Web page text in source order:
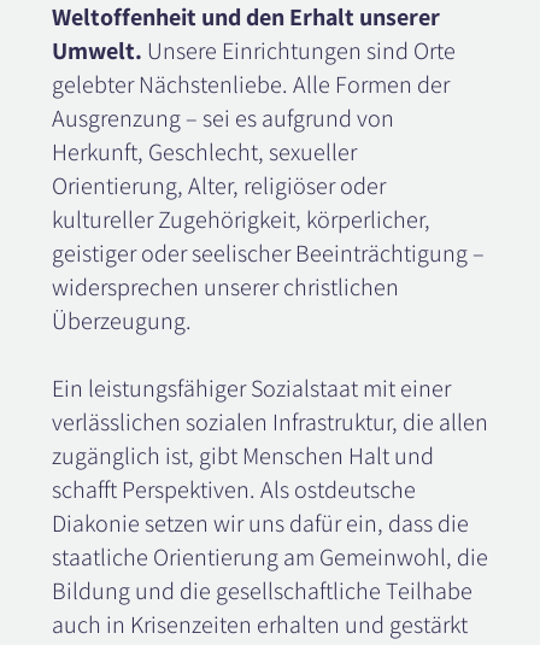
Weltoffenheit und den Erhalt unserer
Umwelt. Unsere Einrichtungen sind Orte
gelebter Nächstenliebe. Alle Formen der
Ausgrenzung – sei es aufgrund von
Herkunft, Geschlecht, sexueller
Orientierung, Alter, religiöser oder
kultureller Zugehörigkeit, körperlicher,
geistiger oder seelischer Beeinträchtigung –
widersprechen unserer christlichen
Überzeugung.
Ein leistungsfähiger Sozialstaat mit einer
verlässlichen sozialen Infrastruktur, die allen
zugänglich ist, gibt Menschen Halt und
schafft Perspektiven. Als ostdeutsche
Diakonie setzen wir uns dafür ein, dass die
staatliche Orientierung am Gemeinwohl, die
Bildung und die gesellschaftliche Teilhabe
auch in Krisenzeiten erhalten und gestärkt